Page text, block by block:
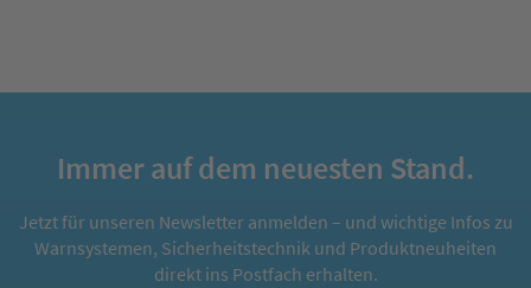
Immer auf dem neuesten Stand.
Jetzt für unseren Newsletter anmelden – und wichtige Infos zu
Warnsystemen, Sicherheitstechnik und Produktneuheiten
direkt ins Postfach erhalten.